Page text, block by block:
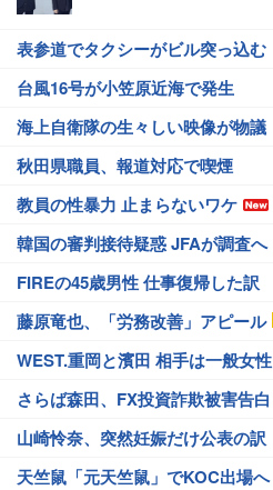
表参道でタクシーがビル突っ込む
台風16号が小笠原近海で発生
海上自衛隊の生々しい映像が物議
秋田県職員、報道対応で喫煙
教員の性暴力 止まらないワケ
韓国の審判接待疑惑 JFAが調査へ
FIREの45歳男性 仕事復帰した訳
藤原竜也、「労務改善」アピール
WEST.重岡と濱田 相手は一般女性
さらば森田、FX投資詐欺被害告白
山崎怜奈、突然妊娠だけ公表の訳
天竺鼠「元天竺鼠」でKOC出場へ